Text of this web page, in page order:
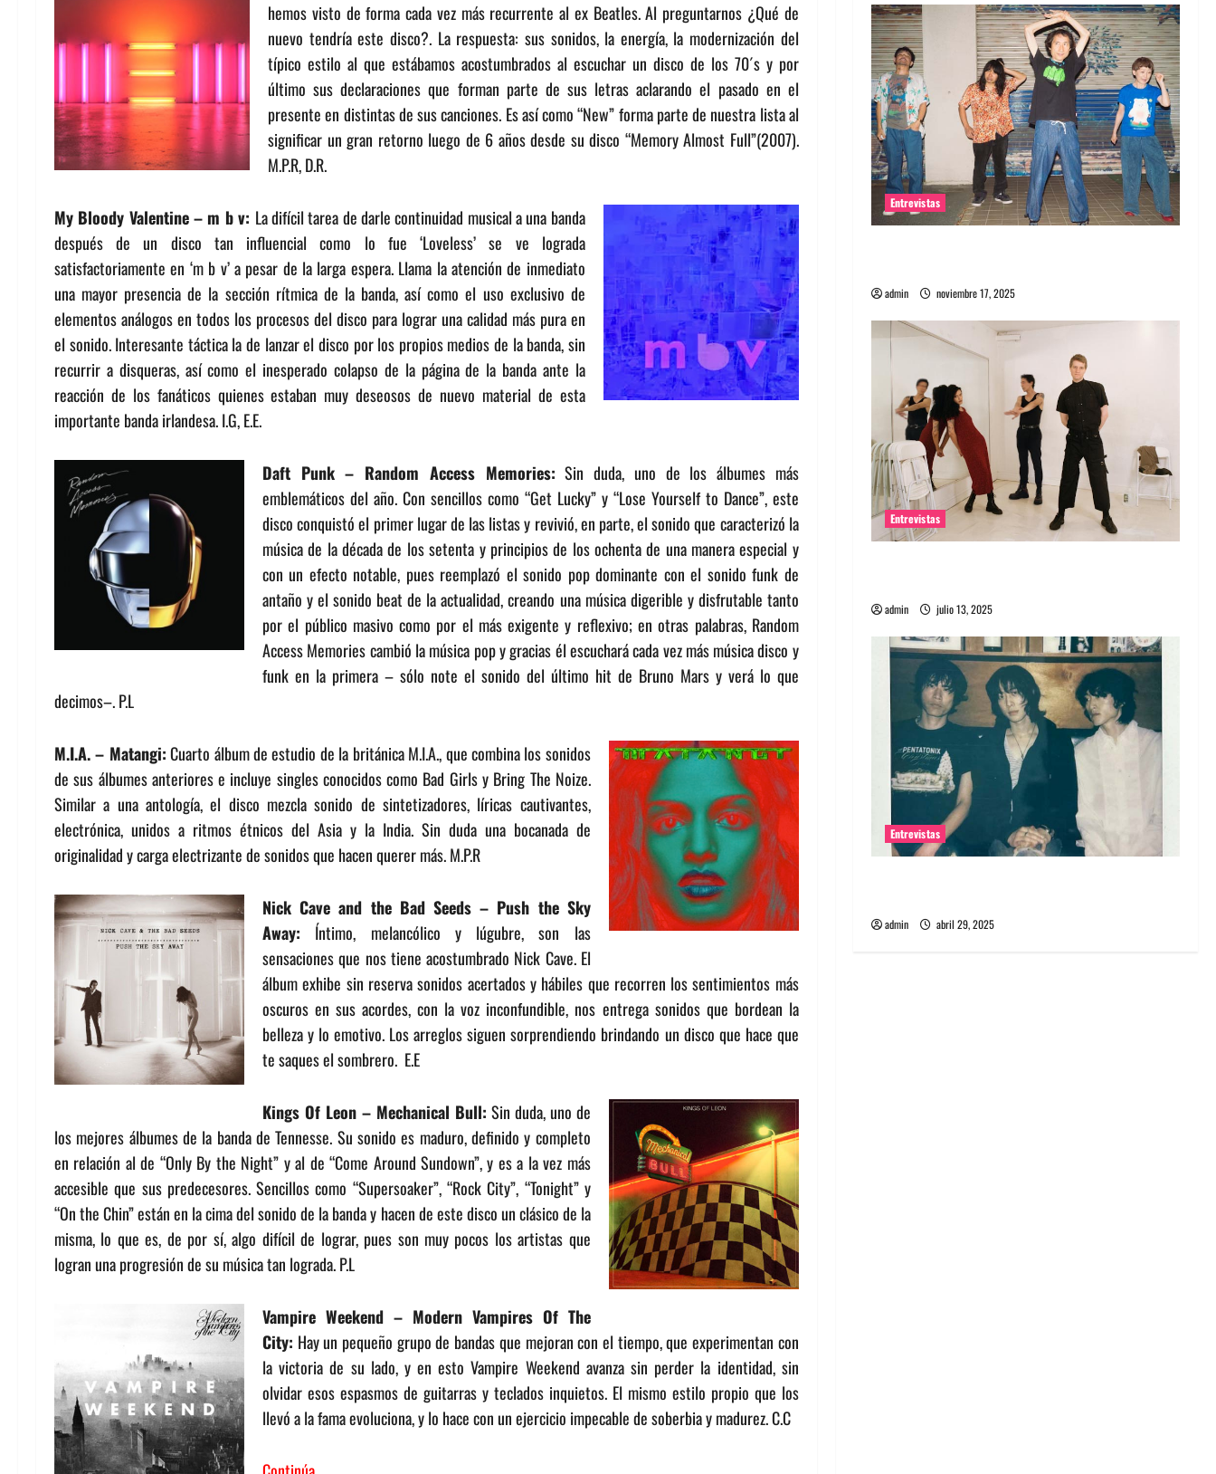
hemos visto de forma cada vez más recurrente al ex Beatles. Al preguntarnos ¿Qué de
nuevo tendría este disco?. La respuesta: sus sonidos, la energía, la modernización del
típico estilo al que estábamos acostumbrados al escuchar un disco de los 70´s y por
último sus declaraciones que forman parte de sus letras aclarando el pasado en el
presente en distintas de sus canciones. Es así como “New” forma parte de nuestra lista al
significar un gran retorno luego de 6 años desde su disco “Memory Almost Full”(2007).
M.P.R, D.R.
My Bloody Valentine – m b v: La difícil tarea de darle continuidad musical a una banda
después de un disco tan influencial como lo fue ‘Loveless’ se ve lograda
satisfactoriamente en ‘m b v’ a pesar de la larga espera. Llama la atención de inmediato
una mayor presencia de la sección rítmica de la banda, así como el uso exclusivo de
elementos análogos en todos los procesos del disco para lograr una calidad más pura en
el sonido. Interesante táctica la de lanzar el disco por los propios medios de la banda, sin
recurrir a disqueras, así como el inesperado colapso de la página de la banda ante la
reacción de los fanáticos quienes estaban muy deseosos de nuevo material de esta
importante banda irlandesa. I.G, E.E.
Daft Punk – Random Access Memories: Sin duda, uno de los álbumes más
emblemáticos del año. Con sencillos como “Get Lucky” y “Lose Yourself to Dance”, este
disco conquistó el primer lugar de las listas y revivió, en parte, el sonido que caracterizó la
música de la década de los setenta y principios de los ochenta de una manera especial y
con un efecto notable, pues reemplazó el sonido pop dominante con el sonido funk de
antaño y el sonido beat de la actualidad, creando una música digerible y disfrutable tanto
por el público masivo como por el más exigente y reflexivo; en otras palabras, Random
Access Memories cambió la música pop y gracias él escuchará cada vez más música disco y
funk en la primera – sólo note el sonido del último hit de Bruno Mars y verá lo que
decimos–. P.L
M.I.A. – Matangi:Cuarto álbum de estudio de la británica M.I.A., que combina los sonidos
de sus álbumes anteriores e incluye singles conocidos como Bad Girls y Bring The Noize.
Similar a una antología, el disco mezcla sonido de sintetizadores, líricas cautivantes,
electrónica, unidos a ritmos étnicos del Asia y la India. Sin duda una bocanada de
originalidad y carga electrizante de sonidos que hacen querer más. M.P.R
Nick Cave and the Bad Seeds – Push the Sky
Away: Íntimo, melancólico y lúgubre, son las
sensaciones que nos tiene acostumbrado Nick Cave. El
álbum exhibe sin reserva sonidos acertados y hábiles que recorren los sentimientos más
oscuros en sus acordes, con la voz inconfundible, nos entrega sonidos que bordean la
belleza y lo emotivo. Los arreglos siguen sorprendiendo brindando un disco que hace que
te saques el sombrero. E.E
Kings Of Leon – Mechanical Bull: Sin duda, uno de
los mejores álbumes de la banda de Tennesse. Su sonido es maduro, definido y completo
en relación al de “Only By the Night” y al de “Come Around Sundown”, y es a la vez más
accesible que sus predecesores. Sencillos como “Supersoaker”, “Rock City”, “Tonight” y
“On the Chin” están en la cima del sonido de la banda y hacen de este disco un clásico de la
misma, lo que es, de por sí, algo difícil de lograr, pues son muy pocos los artistas que
logran una progresión de su música tan lograda. P.L
Vampire Weekend – Modern Vampires Of The
City: Hay un pequeño grupo de bandas que mejoran con el tiempo, que experimentan con
la victoria de su lado, y en esto Vampire Weekend avanza sin perder la identidad, sin
olvidar esos espasmos de guitarras y teclados inquietos. El mismo estilo propio que los
llevó a la fama evoluciona, y lo hace con un ejercicio impecable de soberbia y madurez. C.C
Entrevistas
admin noviembre 17, 2025
Entrevistas
admin julio 13, 2025
Entrevistas
admin abril 29, 2025